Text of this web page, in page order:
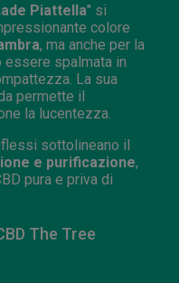
Piattella" si
colore
, ma anche per la
essere spalmata in
La sua
permette il
la lucentezza.
sottolineano il
e purificazione,
pura e priva di
The Tree